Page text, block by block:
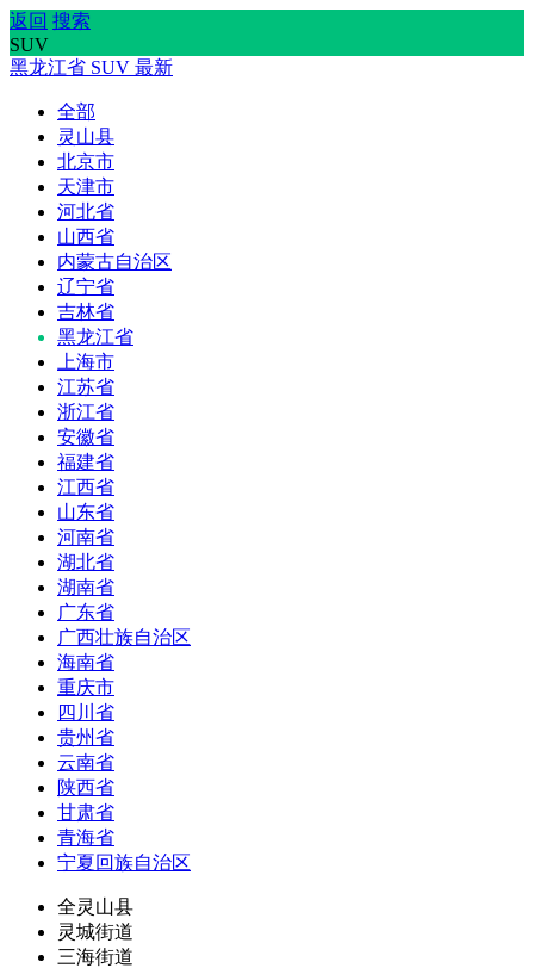
返回 搜索
SUV
黑龙江省 SUV 最新
全部
灵山县
北京市
天津市
河北省
山西省
内蒙古自治区
辽宁省
吉林省
黑龙江省
上海市
江苏省
浙江省
安徽省
福建省
江西省
山东省
河南省
湖北省
湖南省
广东省
广西壮族自治区
海南省
重庆市
四川省
贵州省
云南省
陕西省
甘肃省
青海省
宁夏回族自治区
全灵山县
灵城街道
三海街道